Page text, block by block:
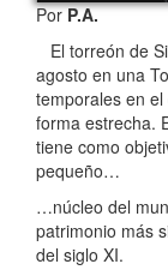
PorP.A.
El torreón de
agosto en una
temporales en
forma estrecha.
tiene como
pequeño…
…núcleo del
patrimonio más
del siglo XI.